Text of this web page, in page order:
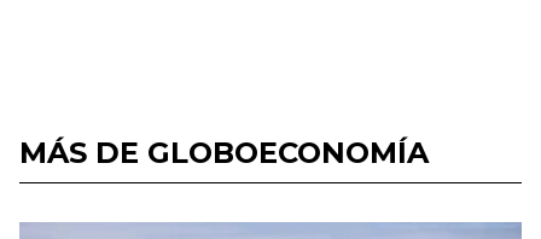
MÁS DE GLOBOECONOMÍA